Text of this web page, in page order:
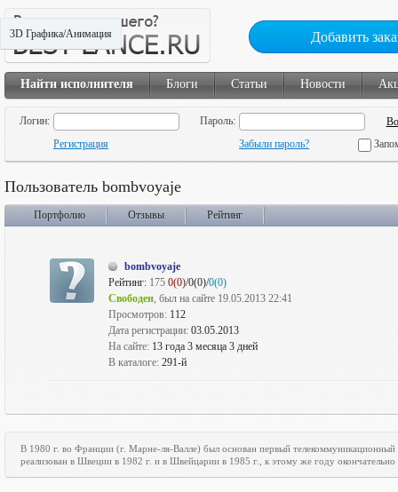
Добавить
Найти исполнителя Блоги Статьи Новости
Логин:
Пароль:
Регистрация
Забыли пароль?
Пользователь bombvoyaje
Портфолио Отзывы Рейтинг
bombvoyaje
Рейтинг: 175 0(0)/0(0)/0(0)
Свободен, был на сайте 19.05.2013 22:41
Просмотров: 112
Дата регистрации: 03.05.2013
На сайте: 13 года 3 месяца 3 дней
В каталоге: 291-й
В 1980 г. во Франции (г. Марне-ля-Валле) был основан первый
реализован в Швеции в 1982 г. и в Швейцарии в 1985 г., к этому же году
3D Графика/Анимация